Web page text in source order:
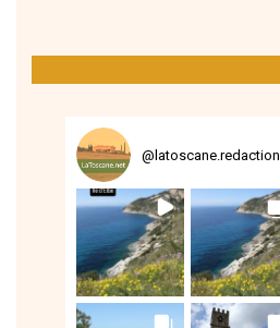
@latoscane.redaction